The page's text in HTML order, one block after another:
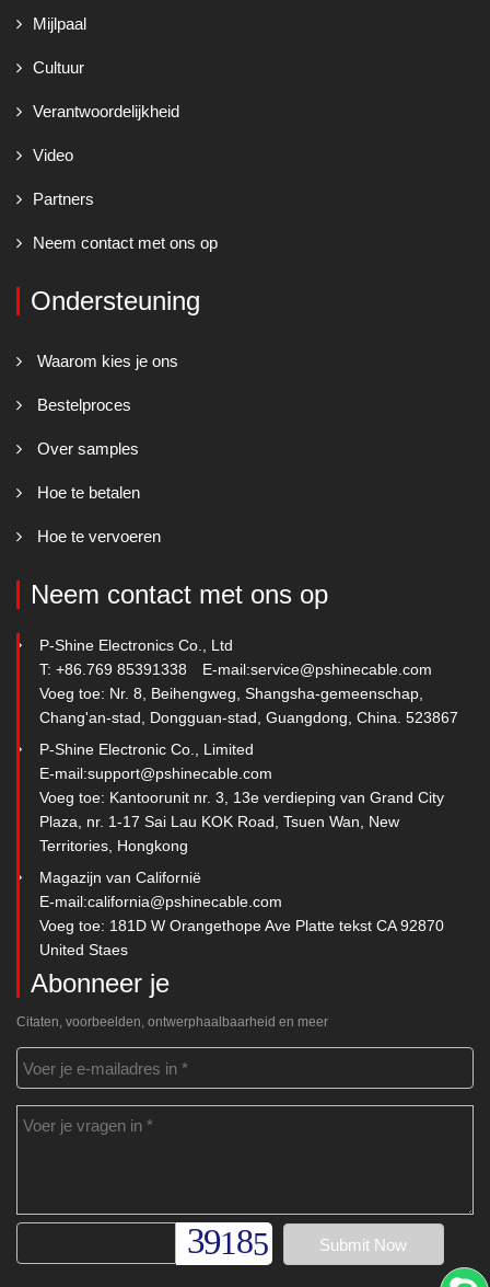
Mijlpaal
Cultuur
Verantwoordelijkheid
Video
Partners
Neem contact met ons op
Ondersteuning
Waarom kies je ons
Bestelproces
Over samples
Hoe te betalen
Hoe te vervoeren
Neem contact met ons op
P-Shine Electronics Co., Ltd
T: +86.769 85391338
E-mail:service@pshinecable.com
Voeg toe: Nr. 8, Beihengweg, Shangsha-gemeenschap,
Chang'an-stad, Dongguan-stad, Guangdong, China. 523867
P-Shine Electronic Co., Limited
E-mail:support@pshinecable.com
Voeg toe: Kantoorunit nr. 3, 13e verdieping van Grand City
Plaza, nr. 1-17 Sai Lau KOK Road, Tsuen Wan, New
Territories, Hongkong
Magazijn van Californië
E-mail:california@pshinecable.com
Voeg toe: 181D W Orangethope Ave Platte tekst CA 92870
United Staes
Abonneer je
Citaten, voorbeelden, ontwerphaalbaarheid en meer